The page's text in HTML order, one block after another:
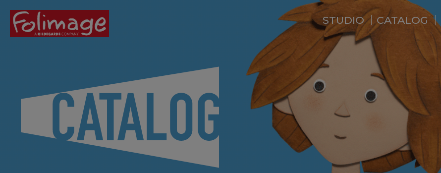
STUDIO
WHO ARE WE ?
NEWS
RESIDENCE
BACKSTAGE
CATALOG